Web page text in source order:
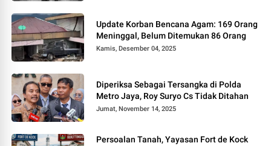
Update Korban Bencana Agam: 169 Orang
Meninggal, Belum Ditemukan 86 Orang
Kamis, Desember 04, 2025
Diperiksa Sebagai Tersangka di Polda
Metro Jaya, Roy Suryo Cs Tidak Ditahan
Jumat, November 14, 2025
Persoalan Tanah, Yayasan Fort de Kock